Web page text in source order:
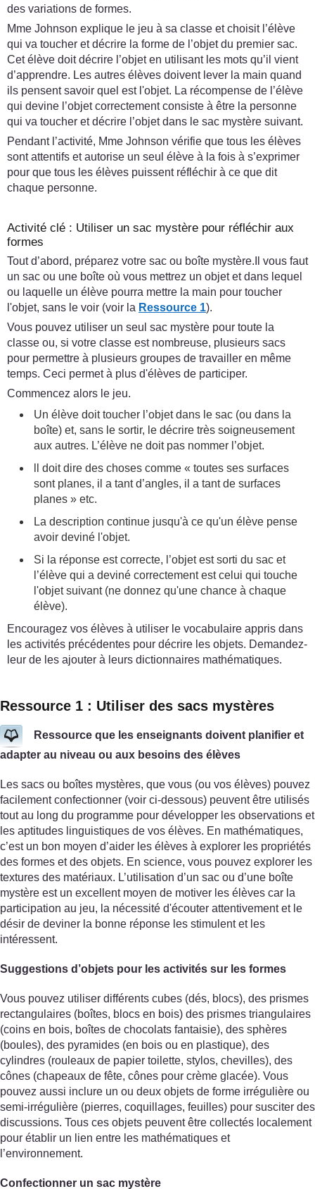
des variations de formes.
Mme Johnson explique le jeu à sa classe et choisit l’élève
qui va toucher et décrire la forme de l’objet du premier sac.
Cet élève doit décrire l’objet en utilisant les mots qu’il vient
d’apprendre. Les autres élèves doivent lever la main quand
ils pensent savoir quel est l'objet. La récompense de l’élève
qui devine l’objet correctement consiste à être la personne
qui va toucher et décrire l’objet dans le sac mystère suivant.
Pendant l’activité, Mme Johnson vérifie que tous les élèves
sont attentifs et autorise un seul élève à la fois à s’exprimer
pour que tous les élèves puissent réfléchir à ce que dit
chaque personne.
Activité clé : Utiliser un sac mystère pour réfléchir aux
formes
Tout d’abord, préparez votre sac ou boîte mystère.Il vous faut
un sac ou une boîte où vous mettrez un objet et dans lequel
ou laquelle un élève pourra mettre la main pour toucher
l'objet, sans le voir (voir la Ressource 1).
Vous pouvez utiliser un seul sac mystère pour toute la
classe ou, si votre classe est nombreuse, plusieurs sacs
pour permettre à plusieurs groupes de travailler en même
temps. Ceci permet à plus d'élèves de participer.
Commencez alors le jeu.
Un élève doit toucher l’objet dans le sac (ou dans la
boîte) et, sans le sortir, le décrire très soigneusement
aux autres. L’élève ne doit pas nommer l’objet.
ll doit dire des choses comme « toutes ses surfaces
sont planes, il a tant d’angles, il a tant de surfaces
planes » etc.
La description continue jusqu'à ce qu'un élève pense
avoir deviné l'objet.
Si la réponse est correcte, l’objet est sorti du sac et
l’élève qui a deviné correctement est celui qui touche
l'objet suivant (ne donnez qu'une chance à chaque
élève).
Encouragez vos élèves à utiliser le vocabulaire appris dans
les activités précédentes pour décrire les objets. Demandez-
leur de les ajouter à leurs dictionnaires mathématiques.
Ressource 1 : Utiliser des sacs mystères
Ressource que les enseignants doivent planifier et
adapter au niveau ou aux besoins des élèves
Les sacs ou boîtes mystères, que vous (ou vos élèves) pouvez
facilement confectionner (voir ci-dessous) peuvent être utilisés
tout au long du programme pour développer les observations et
les aptitudes linguistiques de vos élèves. En mathématiques,
c’est un bon moyen d’aider les élèves à explorer les propriétés
des formes et des objets. En science, vous pouvez explorer les
textures des matériaux. L’utilisation d’un sac ou d’une boîte
mystère est un excellent moyen de motiver les élèves car la
participation au jeu, la nécessité d'écouter attentivement et le
désir de deviner la bonne réponse les stimulent et les
intéressent.
Suggestions d’objets pour les activités sur les formes
Vous pouvez utiliser différents cubes (dés, blocs), des prismes
rectangulaires (boîtes, blocs en bois) des prismes triangulaires
(coins en bois, boîtes de chocolats fantaisie), des sphères
(boules), des pyramides (en bois ou en plastique), des
cylindres (rouleaux de papier toilette, stylos, chevilles), des
cônes (chapeaux de fête, cônes pour crème glacée). Vous
pouvez aussi inclure un ou deux objets de forme irrégulière ou
semi-irrégulière (pierres, coquillages, feuilles) pour susciter des
discussions. Tous ces objets peuvent être collectés localement
pour établir un lien entre les mathématiques et
l’environnement.
Confectionner un sac mystère